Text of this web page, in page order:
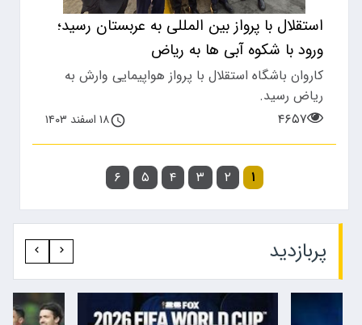
استقلال با پرواز بین المللی به عربستان رسید؛
ورود با شکوه آبی ها به ریاض
کاروان باشگاه استقلال با پرواز هواپیمایی وارش به
ریاض رسید.
۴۶۵۷
۱۸ اسفند ۱۴۰۳
۱ ۲ ۳ ۴ ۵ ۶
پربازدید‍